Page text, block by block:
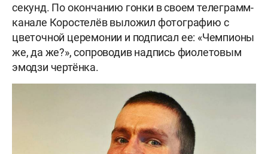
секунд. По окончанию гонки в своем телеграмм-
канале Коростелёв выложил фотографию с
цветочной церемонии и подписал ее: «Чемпионы
же, да же?», сопроводив надпись фиолетовым
эмодзи чертёнка.